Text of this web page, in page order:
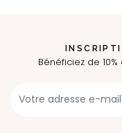
Bénéficiez de